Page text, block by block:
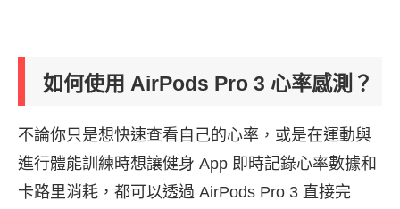
如何使用 AirPods Pro 3 心率感測？
不論你只是想快速查看自己的心率，或是在運動與
進行體能訓練時想讓健身 App 即時記錄心率數據和
卡路里消耗，都可以透過 AirPods Pro 3 直接完